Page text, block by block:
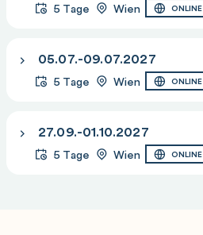
5 Tage Wien ONLINE
05.07.-09.07.2027
5 Tage Wien ONLINE
27.09.-01.10.2027
5 Tage Wien ONLINE